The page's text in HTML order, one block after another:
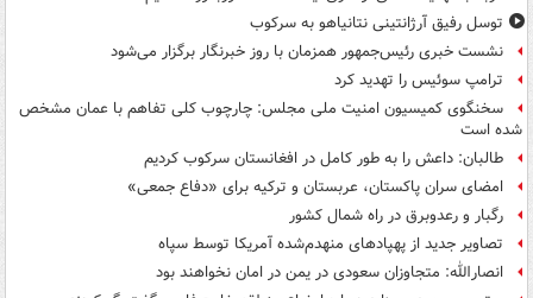
توسل رفیق آرژانتینی نتانیاهو به سرکوب
نشست خبری رئیس‌جمهور همزمان با روز خبرنگار برگزار می‌شود
ترامپ سوئیس را تهدید کرد
سخنگوی کمیسیون امنیت ملی مجلس: چارچوب کلی تفاهم با عمان مشخص
شده است
طالبان: داعش را به طور کامل در افغانستان سرکوب کردیم
امضای سران پاکستان، عربستان و ترکیه برای «دفاع جمعی»
رگبار و رعدوبرق در راه شمال کشور
تصاویر جدید از پهپادهای منهدم‌شده آمریکا توسط سپاه
انصارالله: متجاوزان سعودی در یمن در امان نخواهند بود